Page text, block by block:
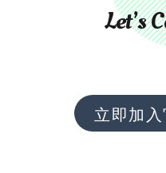
Let’s
立即加入